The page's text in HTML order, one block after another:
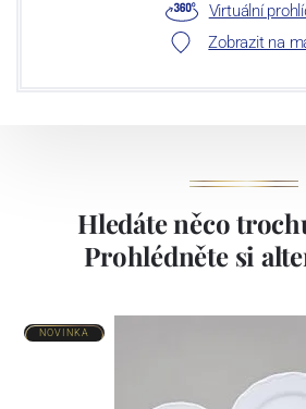
Virtuální
Zobrazit na
Hledáte něco
Prohlédněte si
NOVINKA